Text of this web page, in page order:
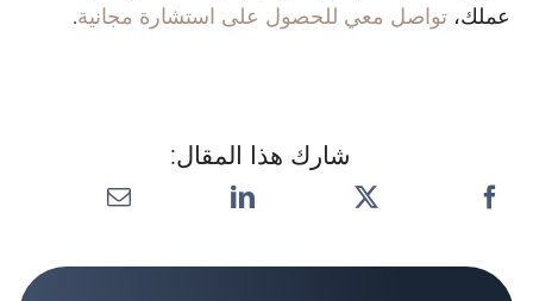
عملك،تواصل معي للحصول على استشارة مجانية.
شارك هذا المقال: